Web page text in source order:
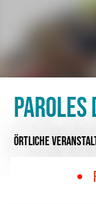
ÖRTLICHE